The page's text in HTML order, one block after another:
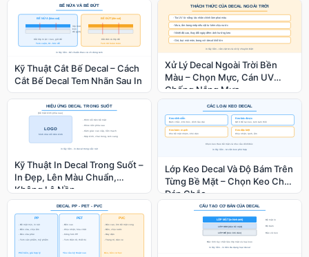
Kỹ Thuật Cắt Bế Decal – Cách
Cắt Bế Decal Tem Nhãn Sau In
Xử Lý Decal Ngoài Trời Bền
Màu – Chọn Mực, Cán UV
Chống Nắng Mưa
Kỹ Thuật In Decal Trong Suốt –
In Đẹp, Lên Màu Chuẩn,
Không Lộ Nền
Lớp Keo Decal Và Độ Bám Trên
Từng Bề Mặt – Chọn Keo Cho
Dán Chắc